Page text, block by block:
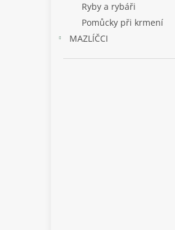
Ryby a rybáři
Pomůcky při krmení
MAZLÍČCI